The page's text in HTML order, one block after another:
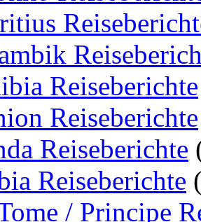
Reiseberichte
Reiseberichte
Reiseberichte
Reiseberichte
/ Principe